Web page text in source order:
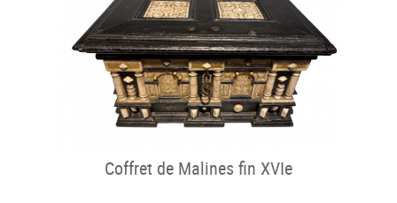
Coffret de Malines fin XVIe